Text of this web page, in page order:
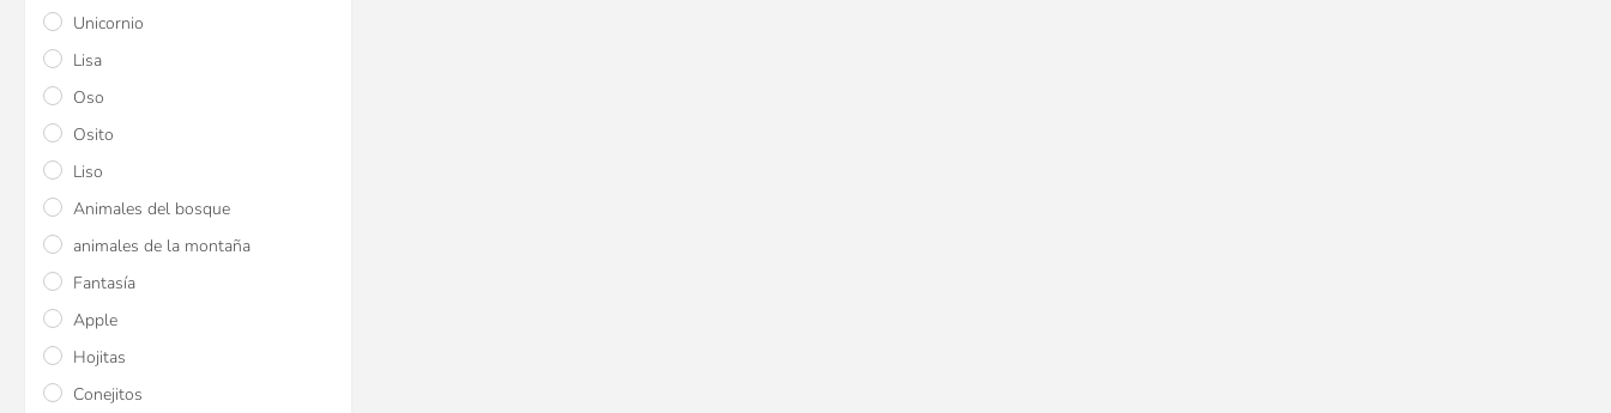
Unicornio
Lisa
Oso
Osito
Liso
Animales del bosque
animales de la montaña
Fantasía
Apple
Hojitas
Conejitos